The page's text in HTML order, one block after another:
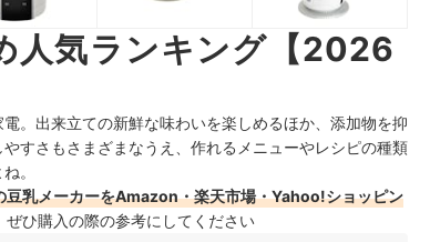
人気ランキング【2026
。出来立ての新鮮な味わいを楽しめるほか、添加物を抑
すさもさまざまなうえ、作れるメニューやレシピの種類
。
豆乳メーカーをAmazon・楽天市場・Yahoo!ショッピン
ぜひ購入の際の参考にしてください